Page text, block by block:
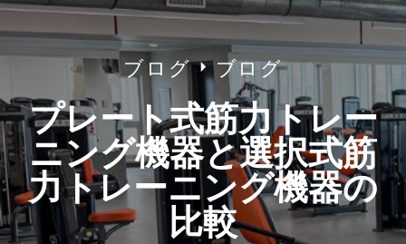
キ
ッ
プ
ブログ ブログ
プレート式筋力トレー
ニング機器と選択式筋
力トレーニング機器の
比較